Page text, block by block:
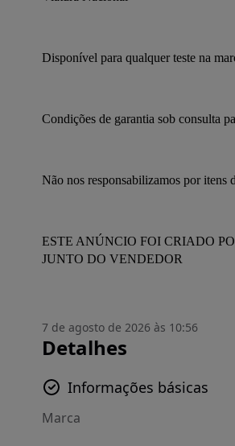
Disponível para qualquer teste na
Condições de garantia sob consulta
Não nos responsabilizamos por itens
ESTE ANÚNCIO FOI CRIADO
JUNTO DO VENDEDOR
7 de agosto de 2026 às 10:56
Detalhes
Informações básicas
Marca